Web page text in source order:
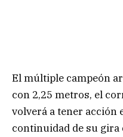
El múltiple campeón
con 2,25 metros, el
volverá a tener acción
continuidad de su gira